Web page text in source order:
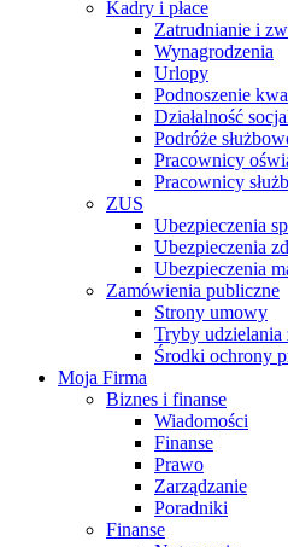
Kadry i płace
Zatrudnianie i
Wynagrodzenia
Urlopy
Podnoszenie
Działalność
Podróże
Pracownicy
Pracownicy
ZUS
Ubezpieczenia
Ubezpieczenia
Ubezpieczenia
Zamówienia publiczne
Strony umowy
Tryby udzielania
Środki ochrony
Moja Firma
Biznes i finanse
Wiadomości
Finanse
Prawo
Zarządzanie
Poradniki
Finanse